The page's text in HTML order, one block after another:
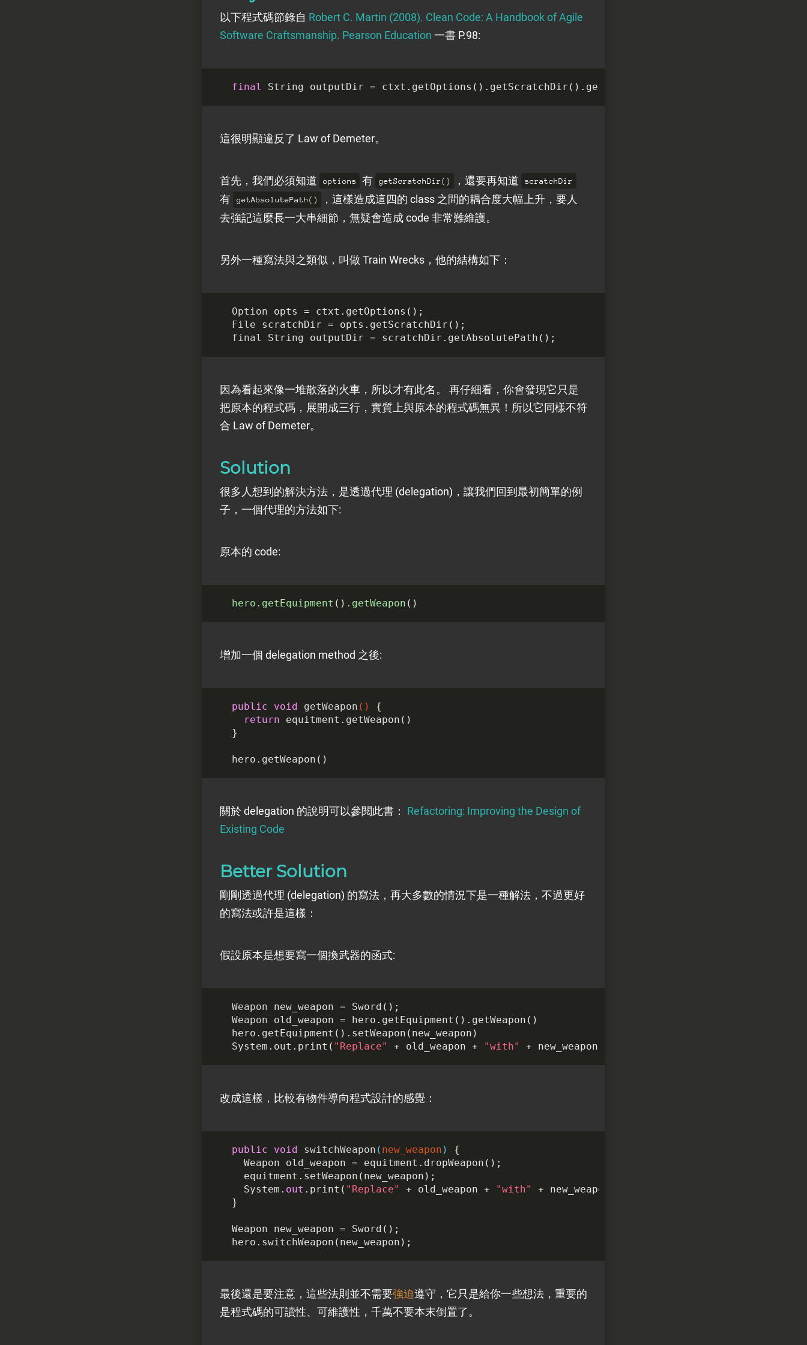
以下程式碼節錄自 Robert C. Martin (2008). Clean Code: A Handbook of Agile
Software Craftsmanship. Pearson Education 一書 P.98:
final String outputDir = ctxt . getOptions (). getScratchDir (). getAbsolutePath
這很明顯違反了 Law of Demeter。
首先，我們必須知道 options 有 getScratchDir() ，還要再知道 scratchDir
有 getAbsolutePath()
，這樣造成這四的 class 之間的耦合度大幅上升，要人
去強記這麼長一大串細節，無疑會造成 code 非常難維護。
另外一種寫法與之類似，叫做 Train Wrecks，他的結構如下：
Option opts = ctxt . getOptions ();
File
scratchDir = opts . getScratchDir ();
final
String outputDir = scratchDir . getAbsolutePath ();
因為看起來像一堆散落的火車，所以才有此名。 再仔細看，你會發現它只是
把原本的程式碼，展開成三行，實質上與原本的程式碼無異！所以它同樣不符
合 Law of Demeter。
Solution
很多人想到的解決方法，是透過代理 (delegation)，讓我們回到最初簡單的例
子，一個代理的方法如下:
原本的 code:
hero .getEquipment () .getWeapon
增加一個 delegation method 之後:
public void getWeapon ()
{
return
equitment . getWeapon ()
}
hero . getWeapon ()
關於 delegation 的說明可以參閱此書： Refactoring: Improving the Design of
Existing Code
Better Solution
剛剛透過代理 (delegation) 的寫法，再大多數的情況下是一種解法，不過更好
的寫法或許是這樣：
假設原本是想要寫一個換武器的函式:
Weapon new_weapon = Sword ();
Weapon
old_weapon = hero . getEquipment (). getWeapon ()
hero . getEquipment (). setWeapon ( new_weapon )
System . out . print ( "Replace" + old_weapon + "with" + new_weapon
改成這樣，比較有物件導向程式設計的感覺：
public void switchWeapon ( new_weapon )
{
Weapon
old_weapon = equitment . dropWeapon ();
equitment . setWeapon ( new_weapon );
System . out . print ( "Replace" + old_weapon + "with" + new_weapon
}
Weapon new_weapon = Sword ();
hero . switchWeapon ( new_weapon );
最後還是要注意，這些法則並不需要強迫遵守，它只是給你一些想法，重要的
是程式碼的可讀性、可維護性，千萬不要本末倒置了。